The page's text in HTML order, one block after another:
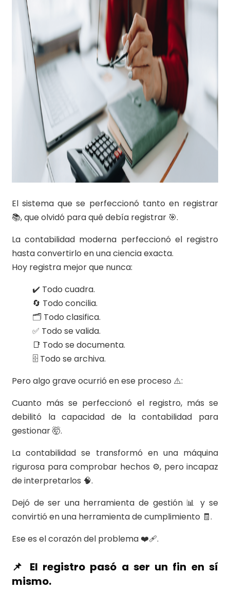
El sistema que se perfeccionó tanto en registrar
📚, que olvidó para qué debía registrar 🎯.
La contabilidad moderna perfeccionó el registro
hasta convertirlo en una ciencia exacta.
Hoy registra mejor que nunca:
✔️ Todo cuadra.
🔄 Todo concilia.
🗂️ Todo clasifica.
✅ Todo se valida.
📑 Todo se documenta.
🗄️ Todo se archiva.
Pero algo grave ocurrió en ese proceso ⚠️:
Cuanto más se perfeccionó el registro, más se
debilitó la capacidad de la contabilidad para
gestionar 🤯.
La contabilidad se transformó en una máquina
rigurosa para comprobar hechos ⚙️, pero incapaz
de interpretarlos 🧠.
Dejó de ser una herramienta de gestión 📊 y se
convirtió en una herramienta de cumplimiento 🧾.
Ese es el corazón del problema ❤️‍🩹.
📌 El registro pasó a ser un fin en sí
mismo.